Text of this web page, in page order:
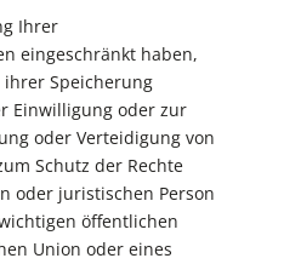
Ihrer
eingeschränkt haben,
Speicherung
Einwilligung oder zur
oder Verteidigung von
Schutz der Rechte
oder juristischen Person
öffentlichen
Union oder eines